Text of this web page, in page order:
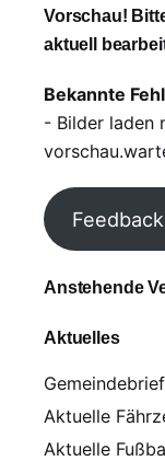
Vorschau!
aktuell
Bekannte
- Bilder laden
Anstehende
Aktuelles
Aktuelle
Aktuelle